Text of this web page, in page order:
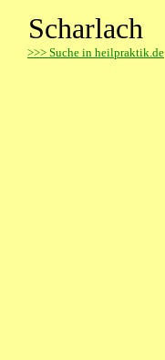
Scharlach
>>> Suche in heilpraktik.de